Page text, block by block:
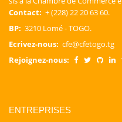
Contact: + (228) 22 20 63 60.
BP: 3210 Lomé - TOGO.
Ecrivez-nous: cfe@cfetogo.tg
Rejoignez-nous:
ENTREPRISES